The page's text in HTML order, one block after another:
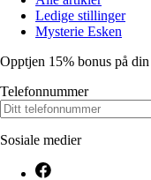
Ledige stillinger
Mysterie Esken
Opptjen 15% bonus på
Telefonnummer
Sosiale medier